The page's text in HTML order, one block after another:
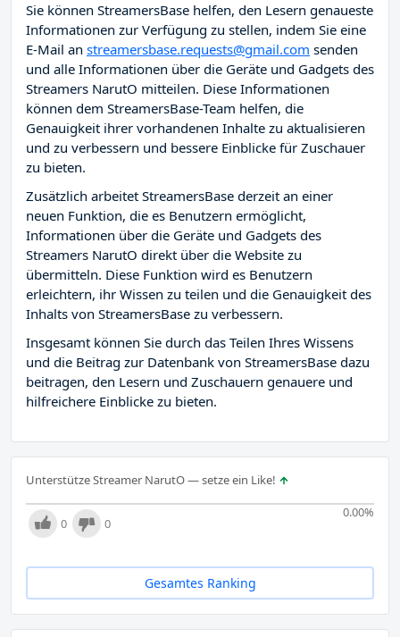
Sie können StreamersBase helfen, den Lesern genaueste
Informationen zur Verfügung zu stellen, indem Sie eine
E-Mail an streamersbase.requests@gmail.com senden
und alle Informationen über die Geräte und Gadgets des
Streamers NarutO mitteilen. Diese Informationen
können dem StreamersBase-Team helfen, die
Genauigkeit ihrer vorhandenen Inhalte zu aktualisieren
und zu verbessern und bessere Einblicke für Zuschauer
zu bieten.
Zusätzlich arbeitet StreamersBase derzeit an einer
neuen Funktion, die es Benutzern ermöglicht,
Informationen über die Geräte und Gadgets des
Streamers NarutO direkt über die Website zu
übermitteln. Diese Funktion wird es Benutzern
erleichtern, ihr Wissen zu teilen und die Genauigkeit des
Inhalts von StreamersBase zu verbessern.
Insgesamt können Sie durch das Teilen Ihres Wissens
und die Beitrag zur Datenbank von StreamersBase dazu
beitragen, den Lesern und Zuschauern genauere und
hilfreichere Einblicke zu bieten.
Unterstütze Streamer NarutO — setze ein Like!
0.00%
0 0
Gesamtes Ranking